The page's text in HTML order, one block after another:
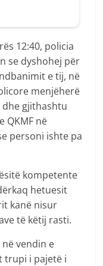
12:40, policia
se dyshohej për
e tij, në
menjëherë
dhe gjithashtu
QKMF në
personi ishte pa
kompetente
hetuesit
kanë nisur
të këtij rasti.
vendin e
trupi i pajetë i